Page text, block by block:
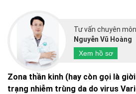
Tư vấn chuyên
Nguyễn Vũ Hoàng
Xem hồ sơ
Zona thần kinh (hay còn gọi là
trạng nhiễm trùng da do virus